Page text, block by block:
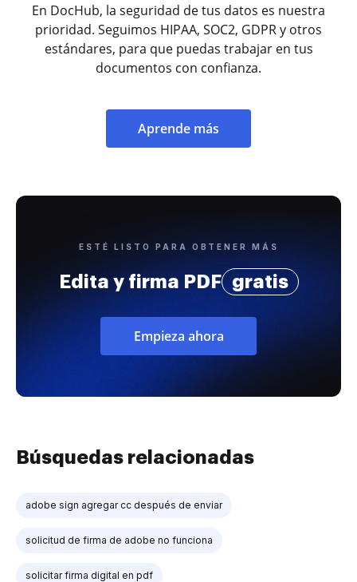
En DocHub, la seguridad de tus datos es nuestra
prioridad. Seguimos HIPAA, SOC2, GDPR y otros
estándares, para que puedas trabajar en tus
documentos con confianza.
Aprende más
ESTÉ LISTO PARA OBTENER MÁS
Edita y firma PDF gratis
Empieza ahora
Búsquedas relacionadas
adobe sign agregar cc después de enviar
solicitud de firma de adobe no funciona
solicitar firma digital en pdf